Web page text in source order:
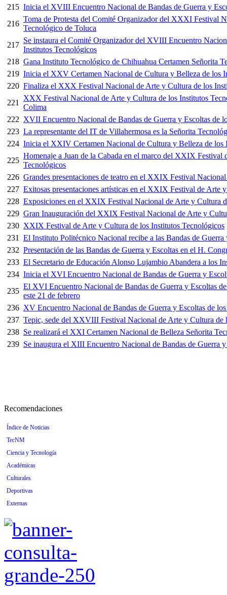
215 Inicia el XVIII Encuentro Nacional de Bandas de Guerra y
216
Toma de Protesta del Comité Organizador del XXXI Festival
Tecnológico de Toluca
217
Se instaura el Comité Organizador del XVIII Encuentro
Institutos Tecnológicos
218 Gana Instituto Tecnológico de Chihuahua Certamen Señorita
219 Inicia el XXV Certamen Nacional de Cultura y Belleza de los
220 Finaliza el XXX Festival Nacional de Arte y Cultura de los
221
XXX Festival Nacional de Arte y Cultura de los Institutos
Colima
222 XVII Encuentro Nacional de Bandas de Guerra y Escoltas de
223 La representante del IT de Villahermosa es la Señorita
224 Inicia el XXIV Certamen Nacional de Cultura y Belleza de los
225
Homenaje a Juan de la Cabada en el marco del XXIX Festival
Tecnológicos
226 Grandes presentaciones de teatro en el XXIX Festival
227 Exitosas presentaciones artísticas en el XXIX Festival de Arte
228 Exposiciones en el XXIX Festival Nacional de Arte y Cultura
229 Gran Inauguración del XXIX Festival Nacional de Arte y
230 XXIX Festival de Arte y Cultura de los Institutos Tecnológicos
231
El Instituto Politécnico Nacional recibe a las Bandas de
232 Presentación de las Bandas de Guerra y Escoltas en el H.
233 El Secretario de Educación Alonso Lujambio Abandera a los
234 Inicia el XVI Encuentro Nacional de Bandas de Guerra y
235
El XVI Encuentro Nacional de Bandas de Guerra y Escoltas
este 21 de febrero
236 XV Encuentro Nacional de Bandas de Guerra y Escoltas de
237 Tepic, sede del XXVIII Festival Nacional de Arte y Cultura de
238 Se realizará el XXI Certamen Nacional de Belleza Señorita
239 Se inaugura el XIII Encuentro Nacional de Bandas de Guerra
Recomendaciones
Índice de Noticias
TecNM
Ciencia y Tecnología
Académicas
Culturales
Deportivas
Externas